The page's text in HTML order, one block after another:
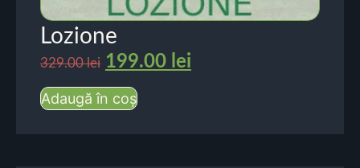
Lozione
329.00lei 199.00 lei
Adaugă în coș